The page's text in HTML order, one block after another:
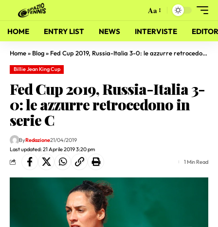
Aa
HOME ENTRY LIST NEWS INTERVISTE
Home» Blog» Fed Cup 2019, Russia-Italia 3-0: le azzurre retrocedono in serie C
Billie Jean King Cup
Fed Cup 2019, Russia-Italia 3-
0: le azzurre retrocedono in
serie C
Last updated: 21 Aprile 2019 3:20 pm
ByRedazione21/04/2019
1 Min Read